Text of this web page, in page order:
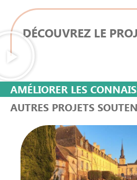
DÉCOUVREZ LE
AMÉLIORER LES
AUTRES PROJETS